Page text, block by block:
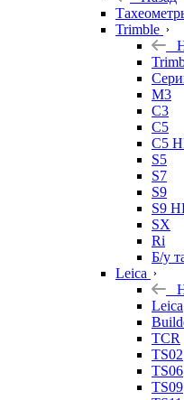
Trimble
M3
C3
C5
C5
S5
S7
S9
S9
SX
Ri
Б/у
Leica
Leica
TCR
TS02
TS06
TS09